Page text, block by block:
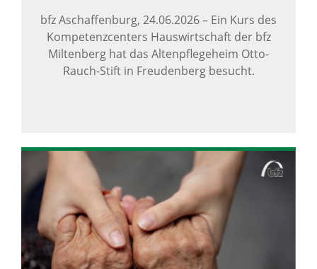
bfz Aschaffenburg, 24.06.2026– Ein Kurs des
Kompetenzcenters Hauswirtschaft der bfz
Miltenberg hat das Altenpflegeheim Otto-
Rauch-Stift in Freudenberg besucht.